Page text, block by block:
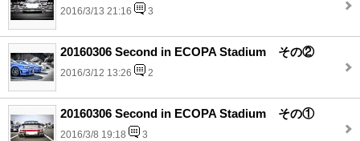
2016/3/13 21:16 3
20160306 Second in ECOPA Stadium その②
2016/3/12 13:26 2
20160306 Second in ECOPA Stadium その①
2016/3/8 19:18 3